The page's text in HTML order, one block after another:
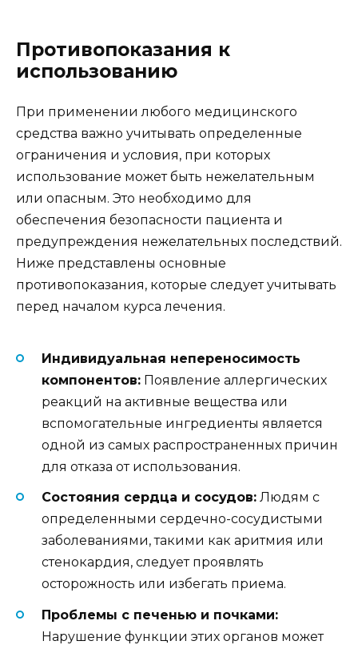
Противопоказания к
использованию
При применении любого медицинского
средства важно учитывать определенные
ограничения и условия, при которых
использование может быть нежелательным
или опасным. Это необходимо для
обеспечения безопасности пациента и
предупреждения нежелательных последствий.
Ниже представлены основные
противопоказания, которые следует учитывать
перед началом курса лечения.
Индивидуальная непереносимость
компонентов: Появление аллергических
реакций на активные вещества или
вспомогательные ингредиенты является
одной из самых распространенных причин
для отказа от использования.
Состояния сердца и сосудов: Людям с
определенными сердечно-сосудистыми
заболеваниями, такими как аритмия или
стенокардия, следует проявлять
осторожность или избегать приема.
Проблемы с печенью и почками:
Нарушение функции этих органов может